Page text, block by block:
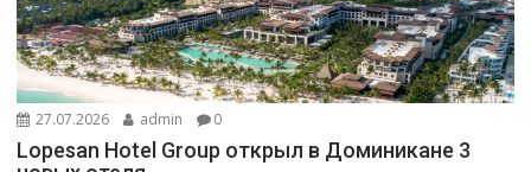
27.07.2026 admin 0
Lopesan Hotel Group открыл в Доминикане 3